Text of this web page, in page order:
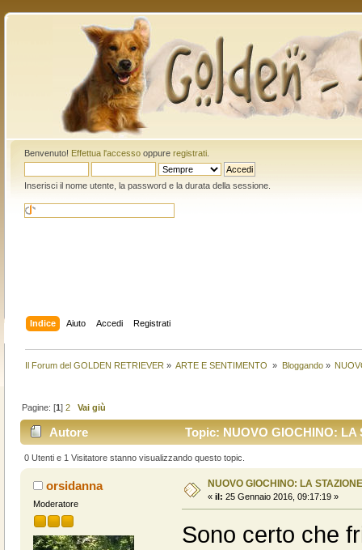
Benvenuto! Effettua l'accessooppure registrati.
Inserisci il nome utente, la password e la durata della sessione.
Indice Aiuto Accedi Registrati
Il Forum del GOLDEN RETRIEVER » ARTE E SENTIMENTO » Bloggando»
Pagine: [1]2 Vai giù
Autore Topic: NUOVO GIOCHINO: LA
0 Utenti e 1 Visitatore stanno visualizzando questo topic.
orsidanna
Moderatore
NUOVO GIOCHINO: LA
« il: 25 Gennaio 2016, 09:17:19 »
Sono certo che